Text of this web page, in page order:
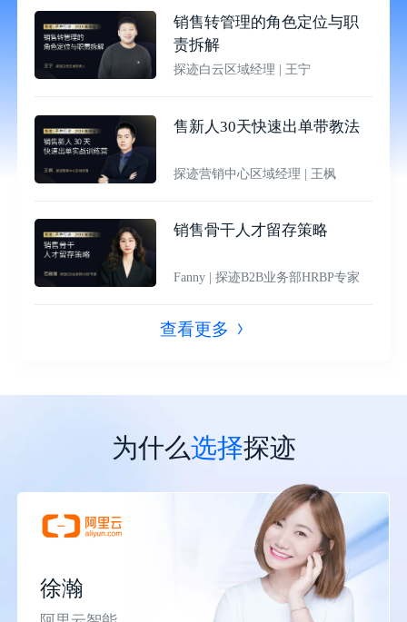
销售转管理的角色定位与职
责拆解
探迹白云区域经理 | 王宁
售新人30天快速出单带教法
探迹营销中心区域经理 | 王枫
销售骨干人才留存策略
Fanny |探迹B2B业务部HRBP专家
查看更多
为什么选择探迹
徐瀚